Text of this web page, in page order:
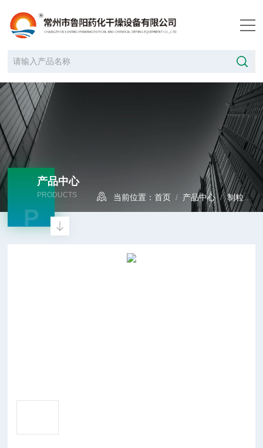
产品中心
PRODUCTS
P
当前位置：首页 / 产品中心/制粒设备